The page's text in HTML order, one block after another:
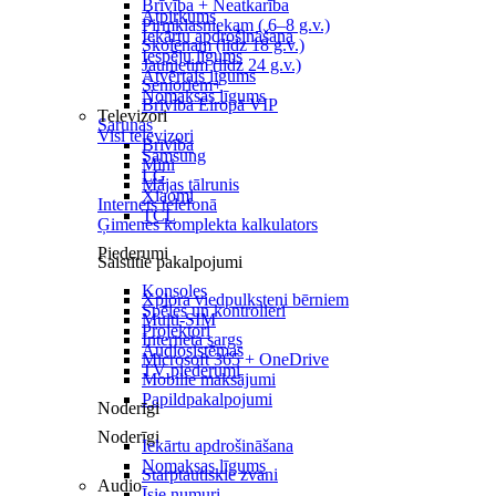
Brīvība + Neatkarība
Pirmklasniekam ( 6–8 g.v.)
Skolēnam (līdz 18 g.v.)
Jaunietim (līdz 24 g.v.)
Senioriem+
Brīvība Eiropā VIP
Sarunas
Brīvība
Mini
Mājas tālrunis
Internets telefonā
Ģimenes komplekta kalkulators
Saistītie pakalpojumi
Xplora viedpulksteņi bērniem
Multi-SIM
Interneta sargs
Microsoft 365 + OneDrive
Mobilie maksājumi
Papildpakalpojumi
Noderīgi
Starptautiskie zvani
Atpirkums
Iekārtu apdrošināšana
Iespēju līgums
Atvērtais līgums
Nomaksas līgums
Televizori
Visi televizori
Samsung
LG
Xiaomi
TCL
Piederumi
Konsoles
Spēles un kontrolieri
Projektori
Audiosistēmas
TV piederumi
Noderīgi
Iekārtu apdrošināšana
Nomaksas līgums
Audio